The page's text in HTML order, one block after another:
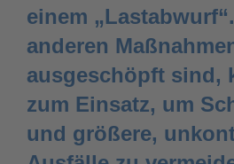
einem
anderen
ausgeschöpft sind,
zum Einsatz, um
und größere,